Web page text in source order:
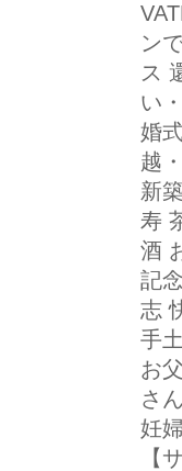
ン
ス
い
婚
越
新
寿
酒
記
志
手
お
さ
妊
【